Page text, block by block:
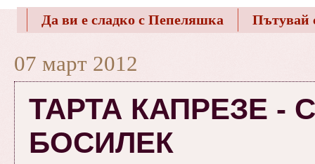
Да ви е сладко с Пепеляшка Пътувай
07 март 2012
ТАРТА КАПРЕЗЕ -
БОСИЛЕК